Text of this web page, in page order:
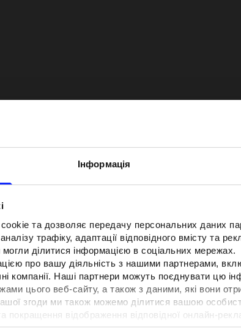
Інформація
та дозволяє передачу персональних даних
трафіку, адаптації відповідного вмісту та
ділитися інформацією в соціальних мережах.
про вашу діяльність з нашими партнерами,
компанії. Наші партнери можуть поєднувати цю
цього веб-сайту, а також з даними, які вони
згоди ми також можемо ділитися вашою
відображення відповідної онлайн-
рішень, які пропонують наші партнери
та
стилем
Образи на фестиваль. Як
на музичні фестивалі?